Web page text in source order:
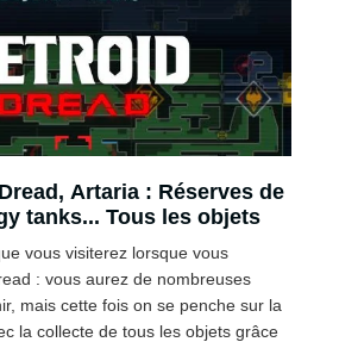
Artaria : Réserves de
tanks... Tous les objets
vous visiterez lorsque vous
: vous aurez de nombreuses
mais cette fois on se penche sur la
la collecte de tous les objets grâce